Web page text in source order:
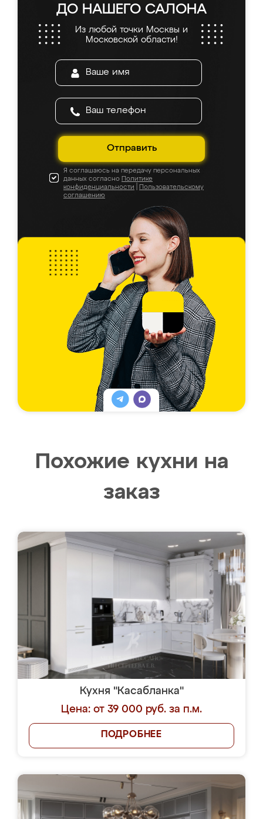
ДО НАШЕГО САЛОНА
Из любой точки Москвы и
Московской области!
Отправить
Я соглашаюсь на передачу персональных
данных согласно Политике
конфиденциальности
Пользовательскому
соглашению
Похожие кухни на
заказ
Кухня "Касабланка"
Цена: от 39 000 руб. за п.м.
ПОДРОБНЕЕ